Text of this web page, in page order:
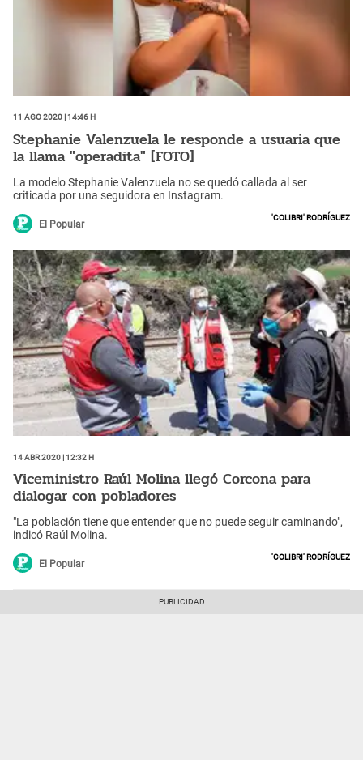
11 Ago 2020 | 14:46 h
Stephanie Valenzuela le responde a usuaria que
la llama "operadita" [FOTO]
La modelo Stephanie Valenzuela no se quedó callada al ser
criticada por una seguidora en Instagram.
El Popular
'Colibri' Rodríguez
14 Abr 2020 | 12:32 h
Viceministro Raúl Molina llegó Corcona para
dialogar con pobladores
"La población tiene que entender que no puede seguir caminando",
indicó Raúl Molina.
El Popular
'Colibri' Rodríguez